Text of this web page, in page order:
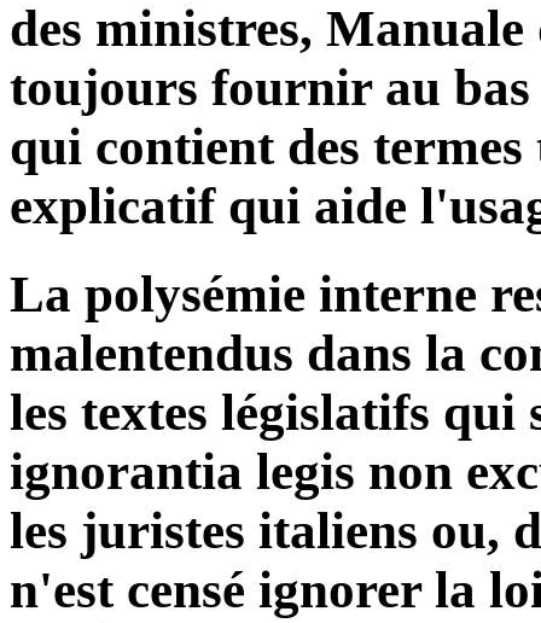
des ministres,
toujours fournir au
qui contient des
explicatif qui aide
La polysémie interne
malentendus dans la
les textes législatifs qui
ignorantia legis non
les juristes italiens ou,
n'est censé ignorer la